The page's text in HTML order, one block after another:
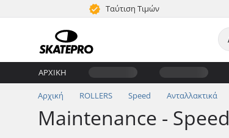
Ταύτιση Τιμών
ΑΡΧΙΚΉ
Αρχική ROLLERS Speed Ανταλλακτικά
Maintenance - Speed